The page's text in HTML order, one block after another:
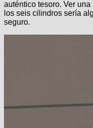
auténtico tesoro. Ver
los seis cilindros sería
seguro.